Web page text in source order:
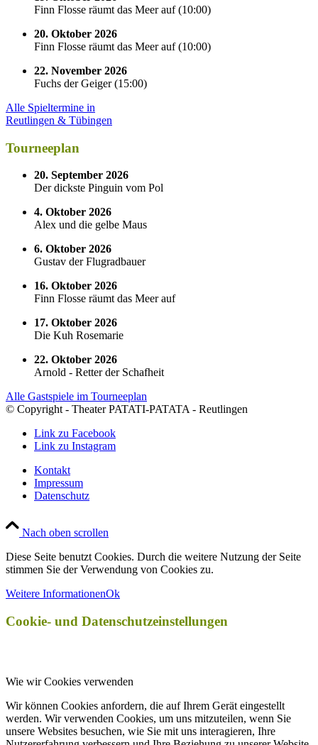
Finn Flosse räumt das Meer auf(10:00)
20. Oktober 2026
Finn Flosse räumt das Meer auf(10:00)
22. November 2026
Fuchs der Geiger(15:00)
Alle Spieltermine in
Reutlingen & Tübingen
Tourneeplan
20. September 2026
Der dickste Pinguin vom Pol
4. Oktober 2026
Alex und die gelbe Maus
6. Oktober 2026
Gustav der Flugradbauer
16. Oktober 2026
Finn Flosse räumt das Meer auf
17. Oktober 2026
Die Kuh Rosemarie
22. Oktober 2026
Arnold - Retter der Schafheit
Alle Gastspiele im Tourneeplan
© Copyright - Theater PATATI-PATATA - Reutlingen
Link zu Facebook
Link zu Instagram
Kontakt
Impressum
Datenschutz
Nach oben scrollen
Diese Seite benutzt Cookies. Durch die weitere Nutzung der Seite
stimmen Sie der Verwendung von Cookies zu.
Weitere InformationenOk
Cookie- und Datenschutzeinstellungen
Wie wir Cookies verwenden
Wir können Cookies anfordern, die auf Ihrem Gerät eingestellt
werden. Wir verwenden Cookies, um uns mitzuteilen, wenn Sie
unsere Websites besuchen, wie Sie mit uns interagieren, Ihre